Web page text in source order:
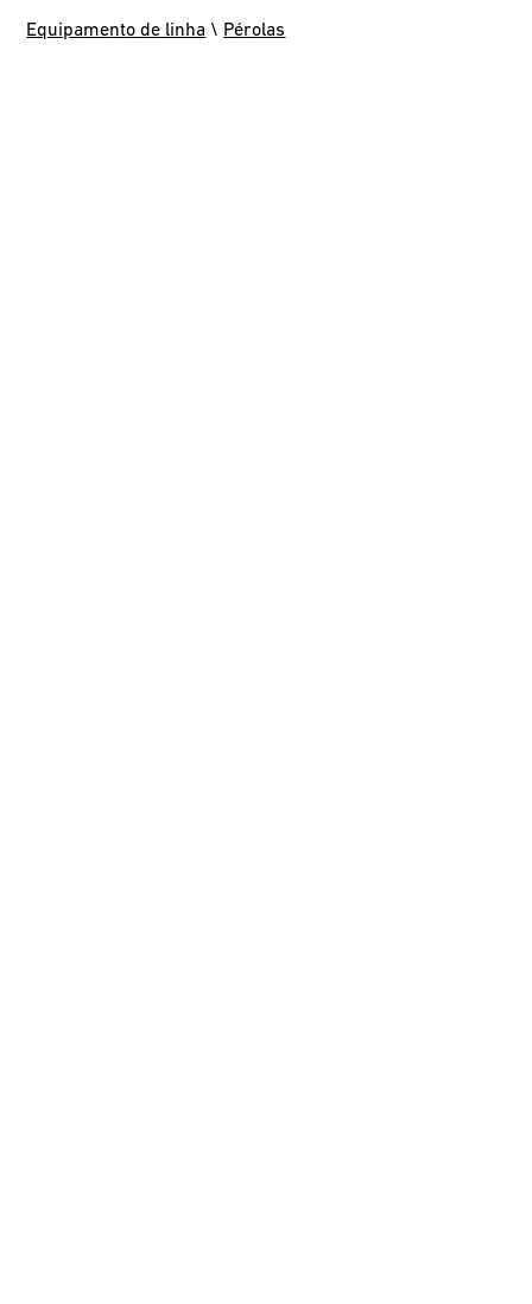
Equipamento de linha \ Pérolas